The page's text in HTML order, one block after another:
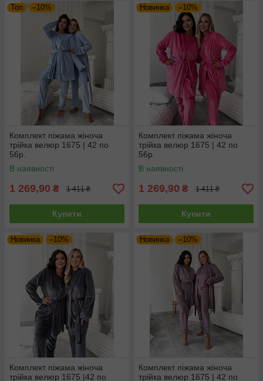
Топ –10%
Комплект піжама жіноча
трійка велюр 1675 | 42 по
56р.
В наявності
1 269,90 ₴ 1 411 ₴
Купити
Новинка –10%
Комплект піжама жіноча
трійка велюр 1675 | 42 по
56р.
В наявності
1 269,90 ₴ 1 411 ₴
Купити
Новинка –10%
Комплект піжама жіноча
трійка велюр 1675 |42 по
Новинка –10%
Комплект піжама жіноча
трійка велюр 1675 | 42 по